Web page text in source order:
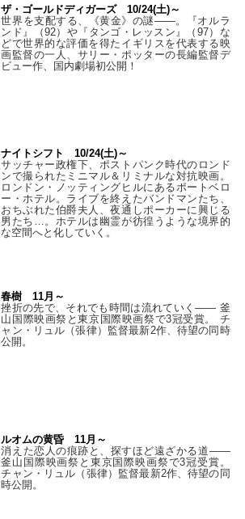
ザ・ゴールドディガーズ 10/24(土)～
世界を支配する、《黄金》の謎――。『オルラ
ンド』（92）や『タンゴ・レッスン』（97）な
どで世界的な評価を得たイギリスを代表する映
画監督の一人、サリー・ポッターの長編監督デ
ビュー作、国内劇場初公開！
ナイトシフト 10/24(土)～
サッチャー政権下、ポストパンク時代のロンド
ンで撮られたミニマル＆リミナルな対抗映画。
ロンドン・ノッティングヒルにあるポートベロ
ー・ホテル。ライブを終えたバンドマンたち、
おちぶれた伯爵夫人、夜通しポーカーに興じる
男たち…。ホテルは幽霊が彷徨うような境界的
な空間へと化していく。
春樹 11月～
挫折の先で、それでも時間は流れていく—— 釜
山国際映画祭と東京国際映画祭で3冠受賞。 チ
ャン・リュル（張律）監督最新2作、待望の同時
公開。
ルオムの黄昏 11月～
消えた恋人の痕跡と、探すほど遠ざかる道——
釜山国際映画祭と東京国際映画祭で3冠受賞。
チャン・リュル（張律）監督最新2作、待望の同
時公開。